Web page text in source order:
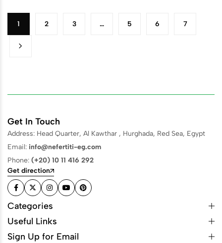
1 2 3 … 5 6 7
Get In Touch
Address: Head Quarter, Al Kawthar , Hurghada, Red Sea, Egypt
Email: info@nefertiti-eg.com
Phone: (+20) 10 11 416 292
Get direction
Categories
Useful Links
Sign Up for Email